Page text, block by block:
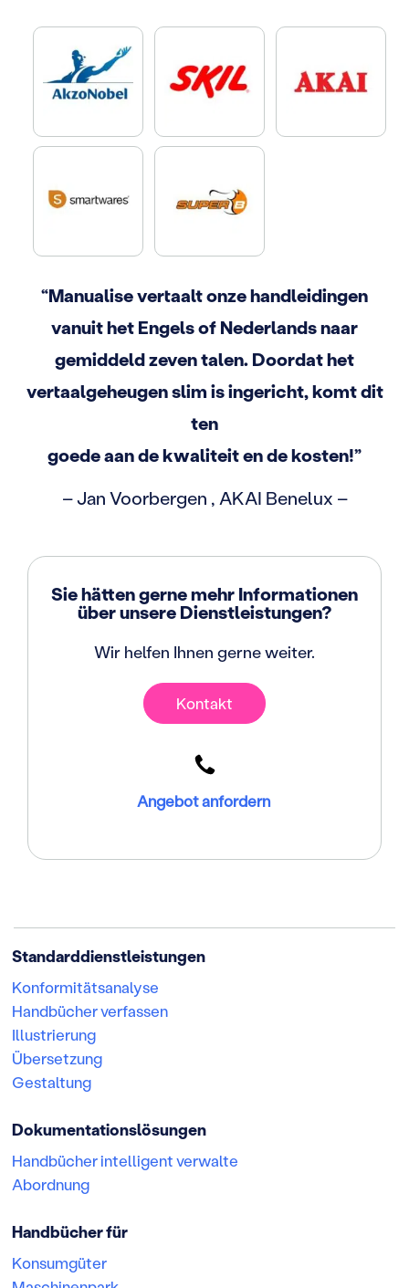
“Manualise vertaalt onze handleidingen
vanuit het Engels of Nederlands naar
gemiddeld zeven talen. Doordat het
vertaalgeheugen slim is ingericht, komt dit
ten
goede aan de kwaliteit en de kosten!”
– Jan Voorbergen , AKAI Benelux –
Sie hätten gerne mehr Informationen
über unsere Dienstleistungen?
Wir helfen Ihnen gerne weiter.
Kontakt
Angebot anfordern
Standarddienstleistungen
Konformitätsanalyse
Handbücher verfassen
Illustrierung
Übersetzung
Gestaltung
Dokumentationslösungen
Handbücher intelligent verwalte
Abordnung
Handbücher für
Konsumgüter